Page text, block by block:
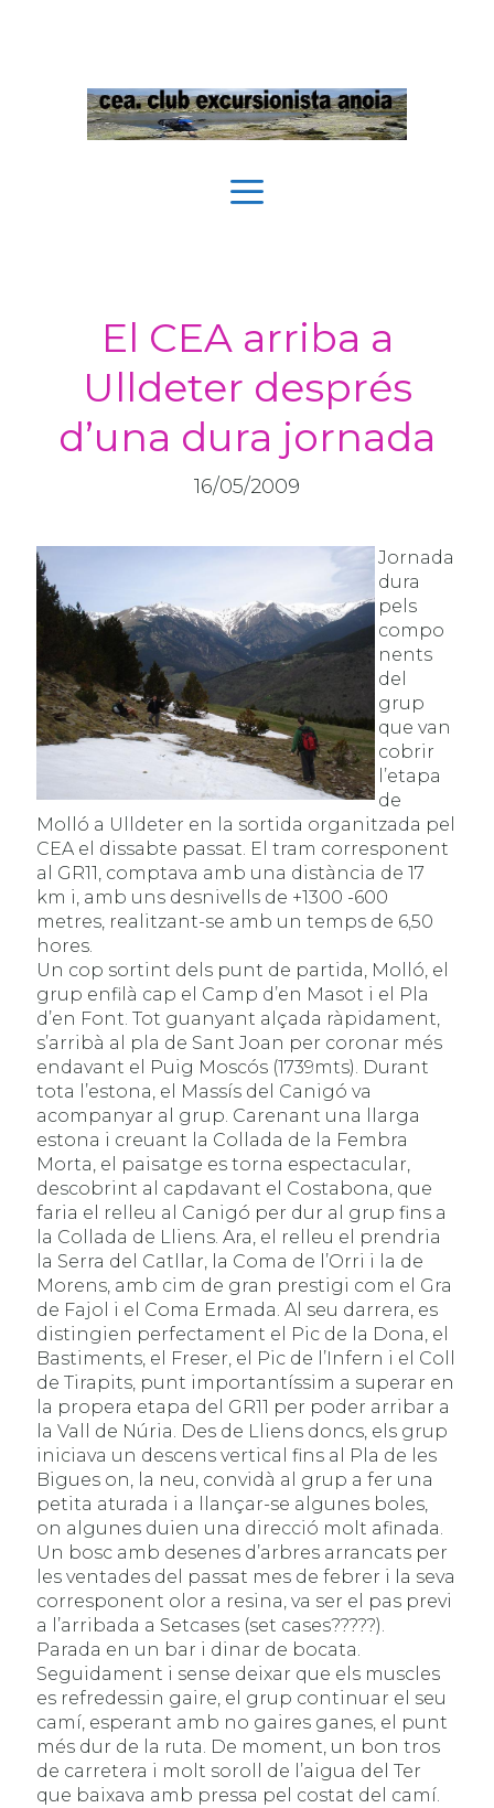
contingut
El CEA arriba a
Ulldeter després
d’una dura jornada
16/05/2009
Jornada
dura
pels
compo
nents
del
grup
que van
cobrir
l’etapa
de
Molló a Ulldeter en la sortida organitzada pel
CEA el dissabte passat. El tram corresponent
al GR11, comptava amb una distància de 17
km i, amb uns desnivells de +1300 -600
metres, realitzant-se amb un temps de 6,50
hores.
Un cop sortint dels punt de partida, Molló, el
grup enfilà cap el Camp d’en Masot i el Pla
d’en Font. Tot guanyant alçada ràpidament,
s’arribà al pla de Sant Joan per coronar més
endavant el Puig Moscós (1739mts). Durant
tota l’estona, el Massís del Canigó va
acompanyar al grup. Carenant una llarga
estona i creuant la Collada de la Fembra
Morta, el paisatge es torna espectacular,
descobrint al capdavant el Costabona, que
faria el relleu al Canigó per dur al grup fins a
la Collada de Lliens. Ara, el relleu el prendria
la Serra del Catllar, la Coma de l’Orri i la de
Morens, amb cim de gran prestigi com el Gra
de Fajol i el Coma Ermada. Al seu darrera, es
distingien perfectament el Pic de la Dona, el
Bastiments, el Freser, el Pic de l’Infern i el Coll
de Tirapits, punt importantíssim a superar en
la propera etapa del GR11 per poder arribar a
la Vall de Núria. Des de Lliens doncs, els grup
iniciava un descens vertical fins al Pla de les
Bigues on, la neu, convidà al grup a fer una
petita aturada i a llançar-se algunes boles,
on algunes duien una direcció molt afinada.
Un bosc amb desenes d’arbres arrancats per
les ventades del passat mes de febrer i la seva
corresponent olor a resina, va ser el pas previ
a l’arribada a Setcases (set cases?????).
Parada en un bar i dinar de bocata.
Seguidament i sense deixar que els muscles
es refredessin gaire, el grup continuar el seu
camí, esperant amb no gaires ganes, el punt
més dur de la ruta. De moment, un bon tros
de carretera i molt soroll de l’aigua del Ter
que baixava amb pressa pel costat del camí.